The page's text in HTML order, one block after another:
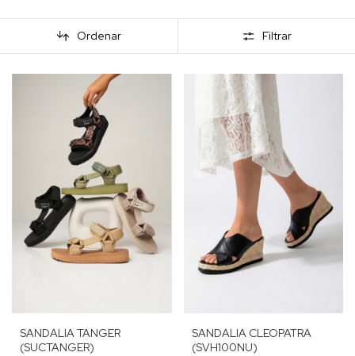
Ordenar Filtrar
SANDALIA TANGER
(SUCTANGER)
SANDALIA CLEOPATRA
(SVH100NU)